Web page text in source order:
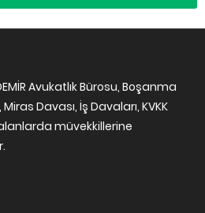
Avukatlık Bürosu, Boşanma
Davası, İş Davaları, KVKK
müvekkillerine